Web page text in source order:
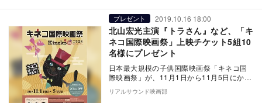
プレゼント 2019.10.16 18:00
北山宏光主演『トラさん』など、「キ
ネコ国際映画祭」上映チケット5組10
名様にプレゼント
日本最大規模の子供国際映画祭「キネコ国
際映画祭」が、11月1日から11月5日にかけ
て109シネマズ 二子玉川とiTSCOM ST…
リアルサウンド映画部